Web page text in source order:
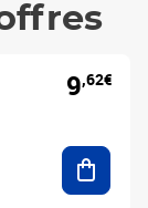
9,62€